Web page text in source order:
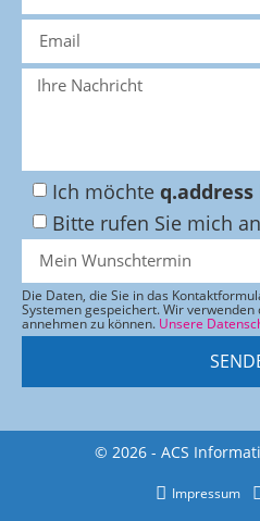
Ich möchte q.address
Bitte rufen Sie mich
Die Daten, die Sie in das
Systemen gespeichert. Wir
annehmen zu können. Unsere
© 2026 - ACS
Impressum